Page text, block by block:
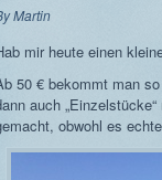
Martin
mir heute einen
50 € bekommt man
auch
obwohl es